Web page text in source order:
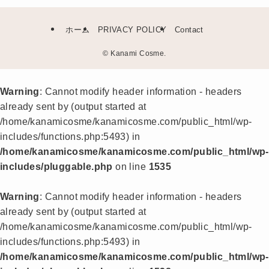
ホーム PRIVACY POLICY Contact
© Kanami Cosme.
Warning: Cannot modify header information - headers
already sent by (output started at
/home/kanamicosme/kanamicosme.com/public_html/wp-
includes/functions.php:5493) in
/home/kanamicosme/kanamicosme.com/public_html/wp-
includes/pluggable.php on line 1535
Warning: Cannot modify header information - headers
already sent by (output started at
/home/kanamicosme/kanamicosme.com/public_html/wp-
includes/functions.php:5493) in
/home/kanamicosme/kanamicosme.com/public_html/wp-